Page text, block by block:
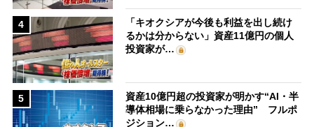
4
「キオクシアが今後も利益を出し続け
るかは分からない」資産11億円の個人
投資家が…
5
資産10億円超の投資家が明かす“AI・半
導体相場に乗らなかった理由” フルポ
ジション…